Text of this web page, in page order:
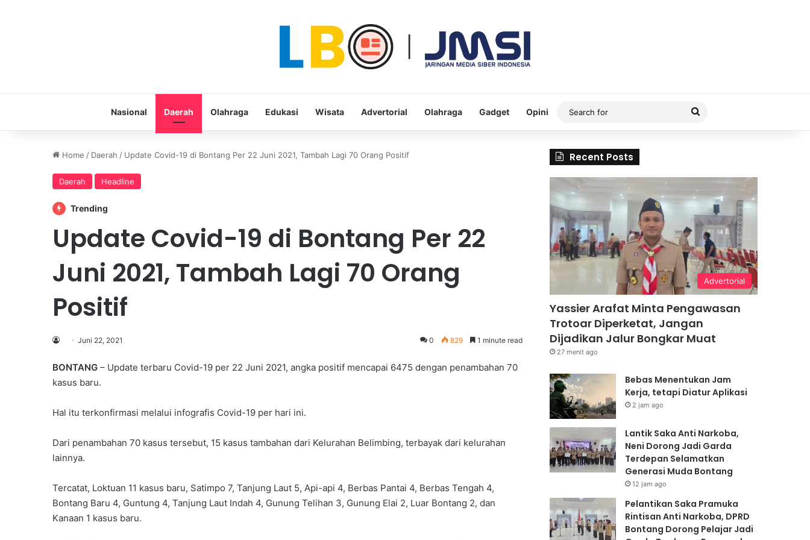
Nasional Daerah Olahraga Edukasi Wisata Advertorial Olahraga Gadget Opini
Search
for
Home / Daerah / Update Covid-19 di Bontang Per 22 Juni 2021, Tambah Lagi 70 Orang Positif
Daerah Headline
Trending
Update Covid-19 di Bontang Per 22
Juni 2021, Tambah Lagi 70 Orang
Positif
Juni 22, 2021 0 829 1 minute read
BONTANG – Update terbaru Covid-19 per 22 Juni 2021, angka positif mencapai 6475 dengan penambahan 70
kasus baru.
Hal itu terkonfirmasi melalui infografis Covid-19 per hari ini.
Dari penambahan 70 kasus tersebut, 15 kasus tambahan dari Kelurahan Belimbing, terbayak dari kelurahan
lainnya.
Tercatat, Loktuan 11 kasus baru, Satimpo 7, Tanjung Laut 5, Api-api 4, Berbas Pantai 4, Berbas Tengah 4,
Bontang Baru 4, Guntung 4, Tanjung Laut Indah 4, Gunung Telihan 3, Gunung Elai 2, Luar Bontang 2, dan
Kanaan 1 kasus baru.
Recent Posts
Advertorial
Yassier Arafat Minta Pengawasan
Trotoar Diperketat, Jangan
Dijadikan Jalur Bongkar Muat
27 menit ago
Bebas Menentukan Jam
Kerja, tetapi Diatur Aplikasi
2 jam ago
Lantik Saka Anti Narkoba,
Neni Dorong Jadi Garda
Terdepan Selamatkan
Generasi Muda Bontang
12 jam ago
Pelantikan Saka Pramuka
Rintisan Anti Narkoba, DPRD
Bontang Dorong Pelajar Jadi